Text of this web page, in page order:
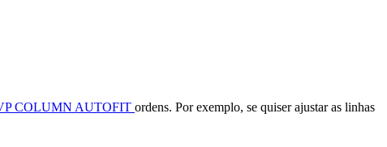
COLUMN AUTOFIT ordens. Por exemplo, se quiser ajustar as linhas